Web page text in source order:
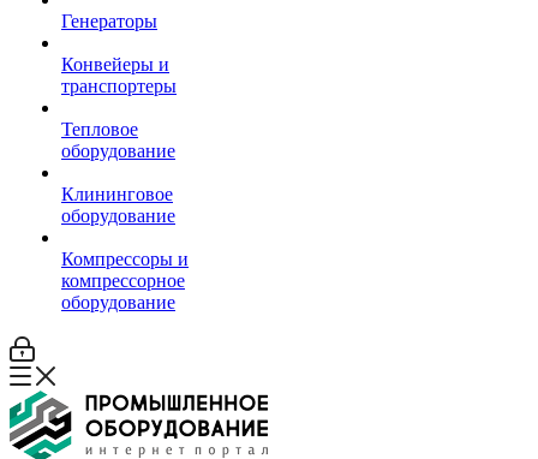
Генераторы
Конвейеры и
транспортеры
Тепловое
оборудование
Клининговое
оборудование
Компрессоры и
компрессорное
оборудование